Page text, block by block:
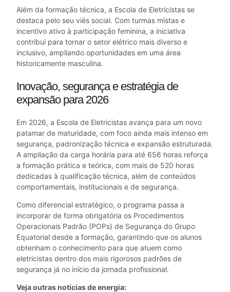
Além da formação técnica, a Escola de Eletricistas se
destaca pelo seu viés social. Com turmas mistas e
incentivo ativo à participação feminina, a iniciativa
contribui para tornar o setor elétrico mais diverso e
inclusivo, ampliando oportunidades em uma área
historicamente masculina.
Inovação, segurança e estratégia de
expansão para 2026
Em 2026, a Escola de Eletricistas avança para um novo
patamar de maturidade, com foco ainda mais intenso em
segurança, padronização técnica e expansão estruturada.
A ampliação da carga horária para até 656 horas reforça
a formação prática e teórica, com mais de 520 horas
dedicadas à qualificação técnica, além de conteúdos
comportamentais, institucionais e de segurança.
Como diferencial estratégico, o programa passa a
incorporar de forma obrigatória os Procedimentos
Operacionais Padrão (POPs) de Segurança do Grupo
Equatorial desde a formação, garantindo que os alunos
obtenham o conhecimento para que atuem como
eletricistas dentro dos mais rigorosos padrões de
segurança já no início da jornada profissional.
Veja outras notícias de energia: